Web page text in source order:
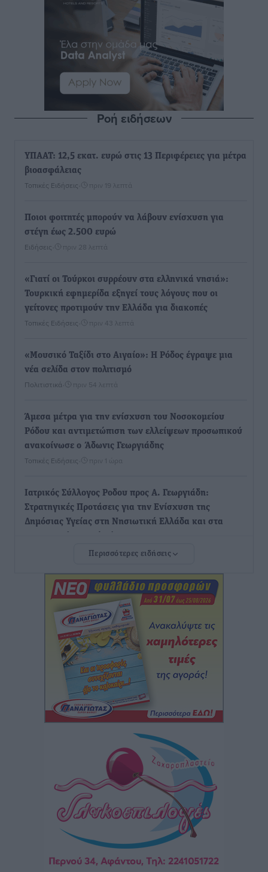
Ροή ειδήσεων
ΥΠΑΑΤ: 12,5 εκατ. ευρώ στις 13 Περιφέρειες για μέτρα
βιοασφάλειας
Τοπικές Ειδήσεις πριν 19 λεπτά
Ποιοι φοιτητές μπορούν να λάβουν ενίσχυση για
στέγη έως 2.500 ευρώ
Ειδήσεις πριν 28 λεπτά
«Γιατί οι Τούρκοι συρρέουν στα ελληνικά νησιά»:
Τουρκική εφημερίδα εξηγεί τους λόγους που οι
γείτονες προτιμούν την Ελλάδα για διακοπές
Τοπικές Ειδήσεις πριν 43 λεπτά
«Μουσικό Ταξίδι στο Αιγαίο»: Η Ρόδος έγραψε μια
νέα σελίδα στον πολιτισμό
Πολιτιστικά πριν 54 λεπτά
Άμεσα μέτρα για την ενίσχυση του Νοσοκομείου
Ρόδου και αντιμετώπιση των ελλείψεων προσωπικού
ανακοίνωσε ο Άδωνις Γεωργιάδης
Τοπικές Ειδήσεις πριν 1 ώρα
Iατρικός Σύλλογος Ροδου προς Α. Γεωργιάδη:
Στρατηγικές Προτάσεις για την Ενίσχυση της
Δημόσιας Υγείας στη Νησιωτική Ελλάδα και στα
πριν 1 ώρα
Πάνθηρες: Ξεκίνησαν αισιόδοξοι για την παρθενική
“πτήση” τους
Αθλητικά• πριν 2 ώρες
Άρης Αρχαγγέλου: Στο πλευρό του άτυχου Ιάκωβου
πριν 2 ώρες
Φοίβος: Η μεγάλη επιστροφή του Μπρένο Σαλβατιέρα
Αθλητικά• πριν 2 ώρες
Κλεάνθης: Έτοιμες οι κάρτες διαρκείας της νέας
• πριν 2 ώρες
Ατρόμητος Διμυλιάς: Ο Μαργαρίτης και μία
αδιαπραγμάτευτη φιλοσοφία
πριν 2 ώρες
Περισσότερες ειδήσεις